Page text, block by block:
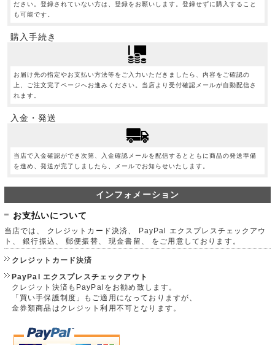
ださい。登録されていない方は、登録をお願いします。登録せずに購入すること
も可能です。
購入手続き
お届け先の指定やお支払い方法等をご入力いただきましたら、内容をご確認の
上、ご注文完了ページへお進みください。当店より受付確認メールが自動配信さ
れます。
入金・発送
当店で入金確認ができ次第、入金確認メールを配信するとともに商品の発送準備
を進め、発送が完了しましたら、メールでお知らせいたします。
インフォメーション
お支払いについて
当店では、 クレジットカード決済、 PayPal エクスプレスチェックアウ
ト、 銀行振込、 郵便振替、 現金書留、 をご用意しております。
クレジットカード決済
PayPal エクスプレスチェックアウト
クレジット決済もPayPalをお勧め致します。
「買い手保護制度」もご適用になっておりますが、
金券類商品はクレジット利用不可となります。